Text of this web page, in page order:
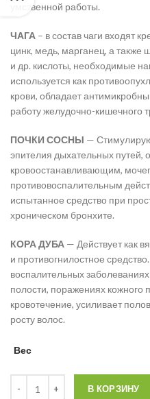
умственной работы.
ЧАГА – в состав чаги входят
цинк, медь, марганец, а также
и др. кислоты, необходимые
используется как
крови, обладает
работу желудочно-кишечного
ПОЧКИ СОСНЫ —
эпителия дыхательных путей,
кровоостанавливающим,
противовоспалительным
испытанное средство при
хроническом бронхите.
КОРА ДУБА — Действует как
и противогнилостное
воспалительных
полости, поражениях кожного
кровотечение, усиливает
росту волос.
Вес
В КОРЗИНУ